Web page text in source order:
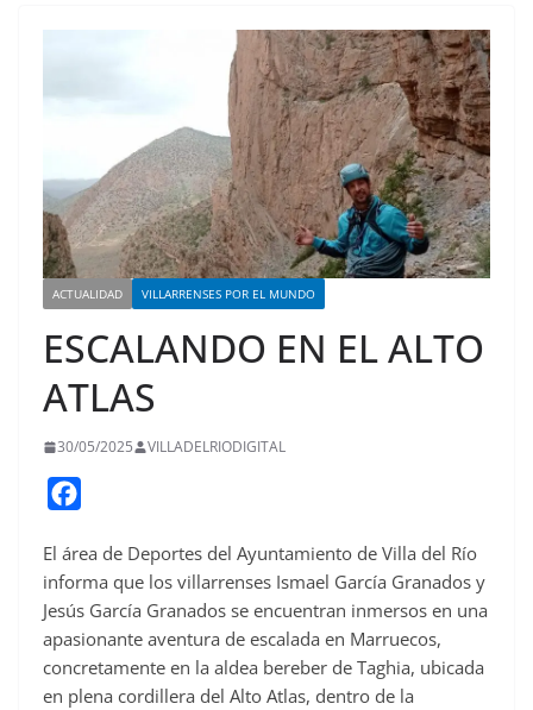
ACTUALIDAD VILLARRENSES POR EL MUNDO
ESCALANDO EN EL ALTO
ATLAS
30/05/2025 VILLADELRIODIGITAL
c
e
b
o
o
El área de Deportes del Ayuntamiento de Villa del Río
informa que los villarrenses Ismael García Granados y
Jesús García Granados se encuentran inmersos en una
apasionante aventura de escalada en Marruecos,
concretamente en la aldea bereber de Taghia, ubicada
en plena cordillera del Alto Atlas, dentro de la